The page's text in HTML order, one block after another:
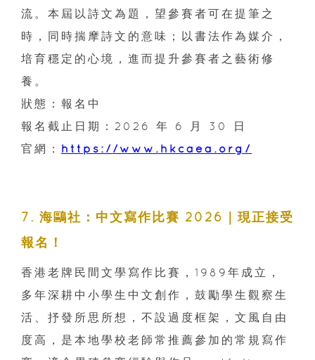
流。本屆以詩文為題，望參賽者可在提筆之
時，同時揣摩詩文的意味；以書法作為媒介，
培育穩定的心境，進而提升參賽者之藝術修
養。
狀態：報名中
報名截止日期：2026 年 6 月 30 日
官網： https://www.hkcaea.org/
7. 海鷗社：中文寫作比賽 2026｜現正接受
報名！
香港老牌民間文學寫作比賽，1989年成立，
多年深耕中小學生中文創作，鼓勵學生觀察生
活、抒發所思所想，不設過度框架，文風自由
度高，是本地學校老師常推薦參加的常規寫作